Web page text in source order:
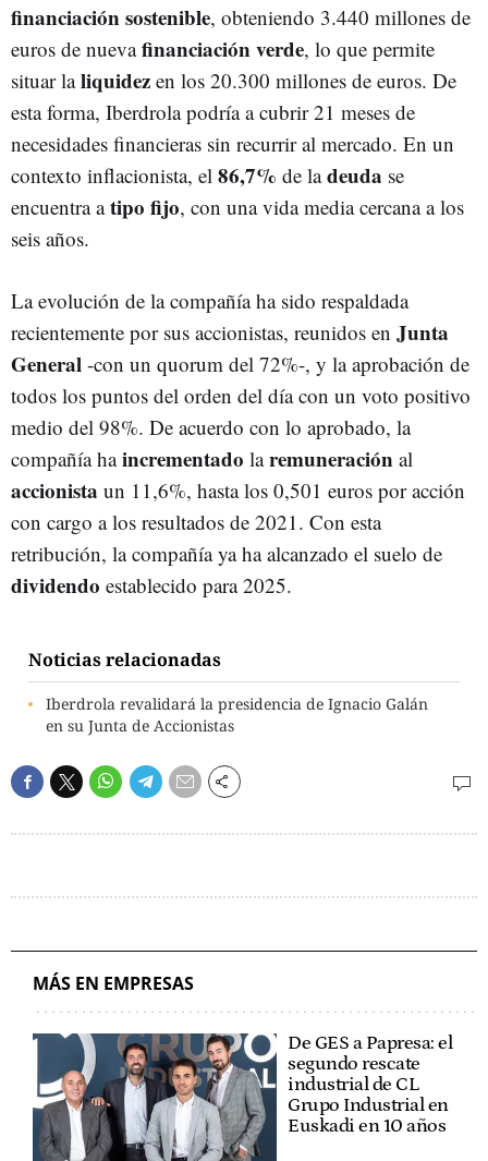
financiación sostenible, obteniendo 3.440 millones de
euros de nuevafinanciación verde, lo que permite
situar laliquidez en los 20.300 millones de euros. De
esta forma, Iberdrola podría a cubrir 21 meses de
necesidades financieras sin recurrir al mercado. En un
contexto inflacionista, el 86,7% de ladeuda se
encuentra atipo fijo, con una vida media cercana a los
seis años.
La evolución de la compañía ha sido respaldada
recientemente por sus accionistas, reunidos en Junta
General -con un quorum del 72%-, y la aprobación de
todos los puntos del orden del día con un voto positivo
medio del 98%. De acuerdo con lo aprobado, la
compañía haincrementado laremuneración al
accionista un 11,6%, hasta los 0,501 euros por acción
con cargo a los resultados de 2021. Con esta
retribución, la compañía ya ha alcanzado el suelo de
dividendo establecido para 2025.
Noticias relacionadas
Iberdrola revalidará la presidencia de Ignacio Galán
en su Junta de Accionistas
MÁS EN EMPRESAS
De GES a Papresa: el
segundo rescate
industrial de CL
Grupo Industrial en
Euskadi en 10 años